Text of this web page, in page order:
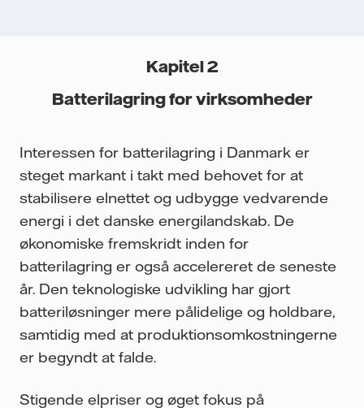
Kapitel 2
Batterilagring for virksomheder
Interessen for batterilagring i Danmark er
steget markant i takt med behovet for at
stabilisere elnettet og udbygge vedvarende
energi i det danske energilandskab. De
økonomiske fremskridt inden for
batterilagring er også accelereret de seneste
år. Den teknologiske udvikling har gjort
batteriløsninger mere pålidelige og holdbare,
samtidig med at produktionsomkostningerne
er begyndt at falde.
Stigende elpriser og øget fokus på